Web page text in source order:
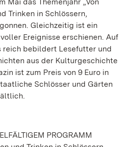
Trinken in Schlössern,
Gleichzeitig ist ein
Ereignisse erschienen. Auf
reich bebildert Lesefutter und
aus der Kulturgeschichte
ist zum Preis von 9 Euro in
Schlösser und Gärten
PROGRAMM